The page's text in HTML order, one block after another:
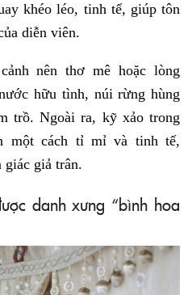
khéo léo, tinh tế, giúp tôn
diễn viên.
nên thơ mê hoặc lòng
hữu tình, núi rừng hùng
trồ. Ngoài ra, kỹ xảo trong
một cách tỉ mỉ và tinh tế,
giác giả trân.
danh xưng “bình hoa